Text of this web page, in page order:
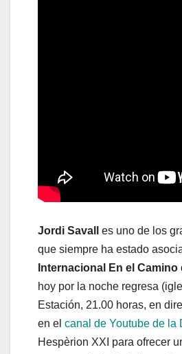
Jordi Savall
es uno de los
que siempre ha estado
Internacional En el
hoy por la noche regresa
Estación, 21.00 horas, en
en el canal de Youtube de la
Hespèrion XXI para ofrecer